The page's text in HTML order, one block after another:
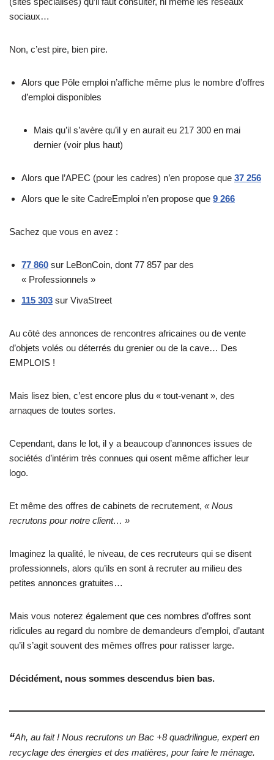
sociaux…
Non, c’est pire, bien pire.
Alors que Pôle emploi n’affiche même plus le nombre d’offres
d’emploi disponibles
Mais qu’il s’avère qu’il y en aurait eu 217 300 en mai
dernier (voir plus haut)
Alors que l’APEC (pour les cadres) n’en propose que 37 256
Alors que le site CadreEmploi n’en propose que 9 266
Sachez que vous en avez :
77 860 sur LeBonCoin, dont 77 857 par des
« Professionnels »
115 303 sur VivaStreet
Au côté des annonces de rencontres africaines ou de vente
d’objets volés ou déterrés du grenier ou de la cave… Des
EMPLOIS !
Mais lisez bien, c’est encore plus du « tout-venant », des
arnaques de toutes sortes.
Cependant, dans le lot, il y a beaucoup d’annonces issues de
sociétés d’intérim très connues qui osent même afficher leur
logo.
Et même des offres de cabinets de recrutement, « Nous
recrutons pour notre client… »
Imaginez la qualité, le niveau, de ces recruteurs qui se disent
professionnels, alors qu’ils en sont à recruter au milieu des
petites annonces gratuites…
Mais vous noterez également que ces nombres d’offres sont
ridicules au regard du nombre de demandeurs d’emploi, d’autant
qu’il s’agit souvent des mêmes offres pour ratisser large.
Décidément, nous sommes descendus bien bas.
“Ah, au fait ! Nous recrutons un Bac +8 quadrilingue, expert en
recyclage des énergies et des matières, pour faire le ménage.